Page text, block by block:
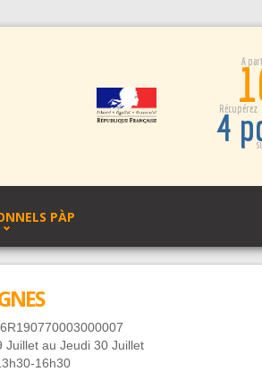
A
Récupérez
4
PÀP
Juillet au Jeudi 30 Juillet
16h30